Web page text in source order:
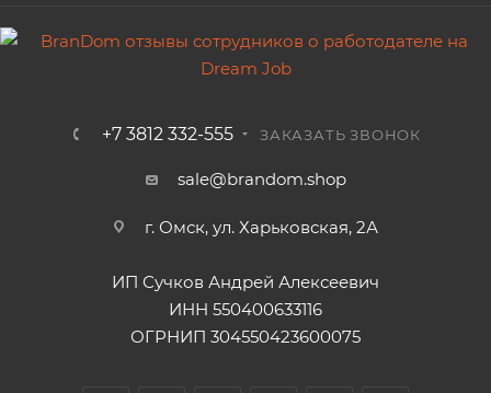
+7 3812 332-555 ЗАКАЗАТЬ ЗВОНОК
sale@brandom.shop
г. Омск, ул. Харьковская, 2А
ИП Сучков Андрей Алексеевич
ИНН 550400633116
ОГРНИП 304550423600075